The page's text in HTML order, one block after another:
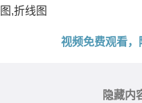
,折线图
视频免费观看
隐藏内